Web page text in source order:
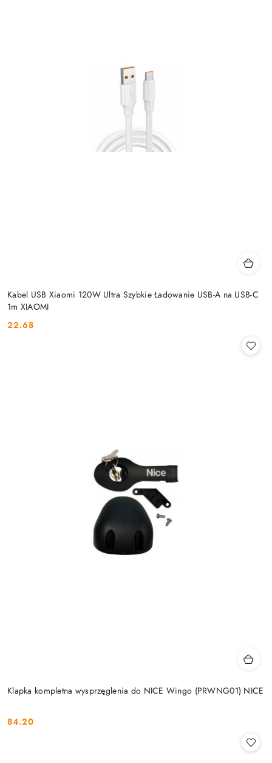
Kabel USB Xiaomi 120W Ultra Szybkie Ładowanie USB-A na USB-C
1m XIAOMI
Cena:
22.68
Klapka kompletna wysprzęglenia do NICE Wingo (PRWNG01) NICE
Cena:
84.20